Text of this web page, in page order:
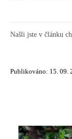
Našli jste v článku
Publikováno: 15. 09.